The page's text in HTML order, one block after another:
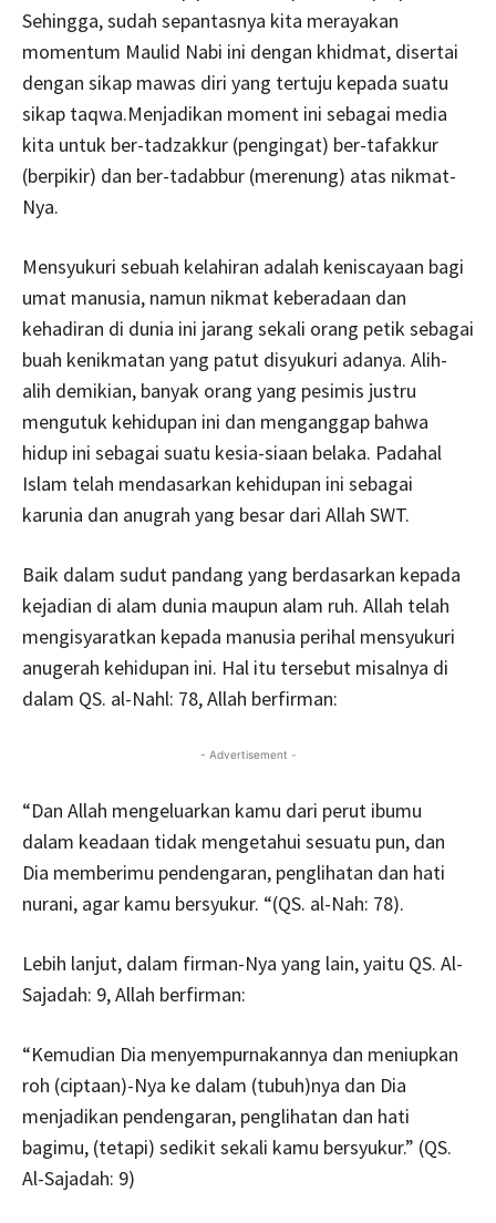
Sehingga, sudah sepantasnya kita merayakan
momentum Maulid Nabi ini dengan khidmat, disertai
dengan sikap mawas diri yang tertuju kepada suatu
sikap taqwa.Menjadikan moment ini sebagai media
kita untuk ber-tadzakkur (pengingat) ber-tafakkur
(berpikir) dan ber-tadabbur (merenung) atas nikmat-
Nya.
Mensyukuri sebuah kelahiran adalah keniscayaan bagi
umat manusia, namun nikmat keberadaan dan
kehadiran di dunia ini jarang sekali orang petik sebagai
buah kenikmatan yang patut disyukuri adanya. Alih-
alih demikian, banyak orang yang pesimis justru
mengutuk kehidupan ini dan menganggap bahwa
hidup ini sebagai suatu kesia-siaan belaka. Padahal
Islam telah mendasarkan kehidupan ini sebagai
karunia dan anugrah yang besar dari Allah SWT.
Baik dalam sudut pandang yang berdasarkan kepada
kejadian di alam dunia maupun alam ruh. Allah telah
mengisyaratkan kepada manusia perihal mensyukuri
anugerah kehidupan ini. Hal itu tersebut misalnya di
dalam QS. al-Nahl: 78, Allah berfirman:
- Advertisement -
“Dan Allah mengeluarkan kamu dari perut ibumu
dalam keadaan tidak mengetahui sesuatu pun, dan
Dia memberimu pendengaran, penglihatan dan hati
nurani, agar kamu bersyukur. “(QS. al-Nah: 78).
Lebih lanjut, dalam firman-Nya yang lain, yaitu QS. Al-
Sajadah: 9, Allah berfirman:
“Kemudian Dia menyempurnakannya dan meniupkan
roh (ciptaan)-Nya ke dalam (tubuh)nya dan Dia
menjadikan pendengaran, penglihatan dan hati
bagimu, (tetapi) sedikit sekali kamu bersyukur.” (QS.
Al-Sajadah: 9)